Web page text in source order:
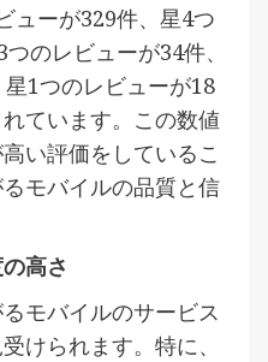
ューが329件、星4つ
のレビューが34件、
1つのレビューが18
ています。この数値
い評価をしているこ
モバイルの品質と信
高さ
モバイルのサービス
けられます。特に、